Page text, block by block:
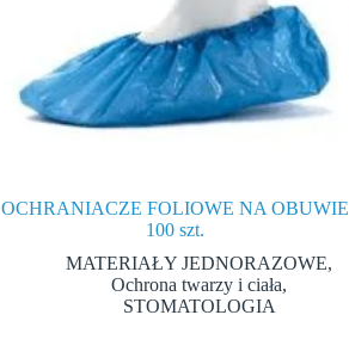
OCHRANIACZE FOLIOWE NA OBUWIE
100 szt.
MATERIAŁY JEDNORAZOWE,
Ochrona twarzy i ciała,
STOMATOLOGIA